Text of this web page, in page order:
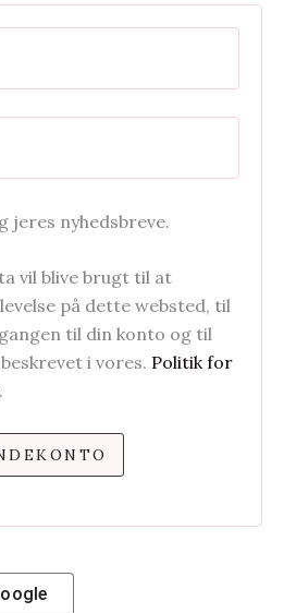
jeres nyhedsbreve.
vil blive brugt til at
på dette websted, til
til din konto og til
i vores. Politik for
.